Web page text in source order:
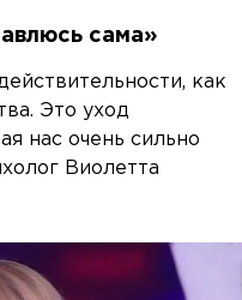
сама»
как
Это уход
нас очень сильно
Виолетта